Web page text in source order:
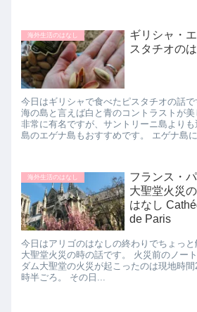
海外生活のはなし
ギリシャ・
スタチオの
今日はギリシャで食べたピスタチオの話
海の島と言えば白と青のコントラストが
非常に有名ですが、サントリーニ島より
島のエゲナ島もおすすめです。 エゲナ島に
海外生活のはなし
フランス・
大聖堂火災
はなし
de Paris
今日はアリゴのはなしの終わりでちょっ
大聖堂火災の時の話です。 火災前のノー
ダム大聖堂の火災が起こったのは現地時
時半ごろ。 その日...